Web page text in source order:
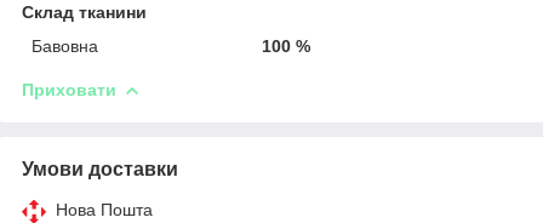
Склад тканини
Бавовна
100 %
Приховати
Умови доставки
Нова Пошта